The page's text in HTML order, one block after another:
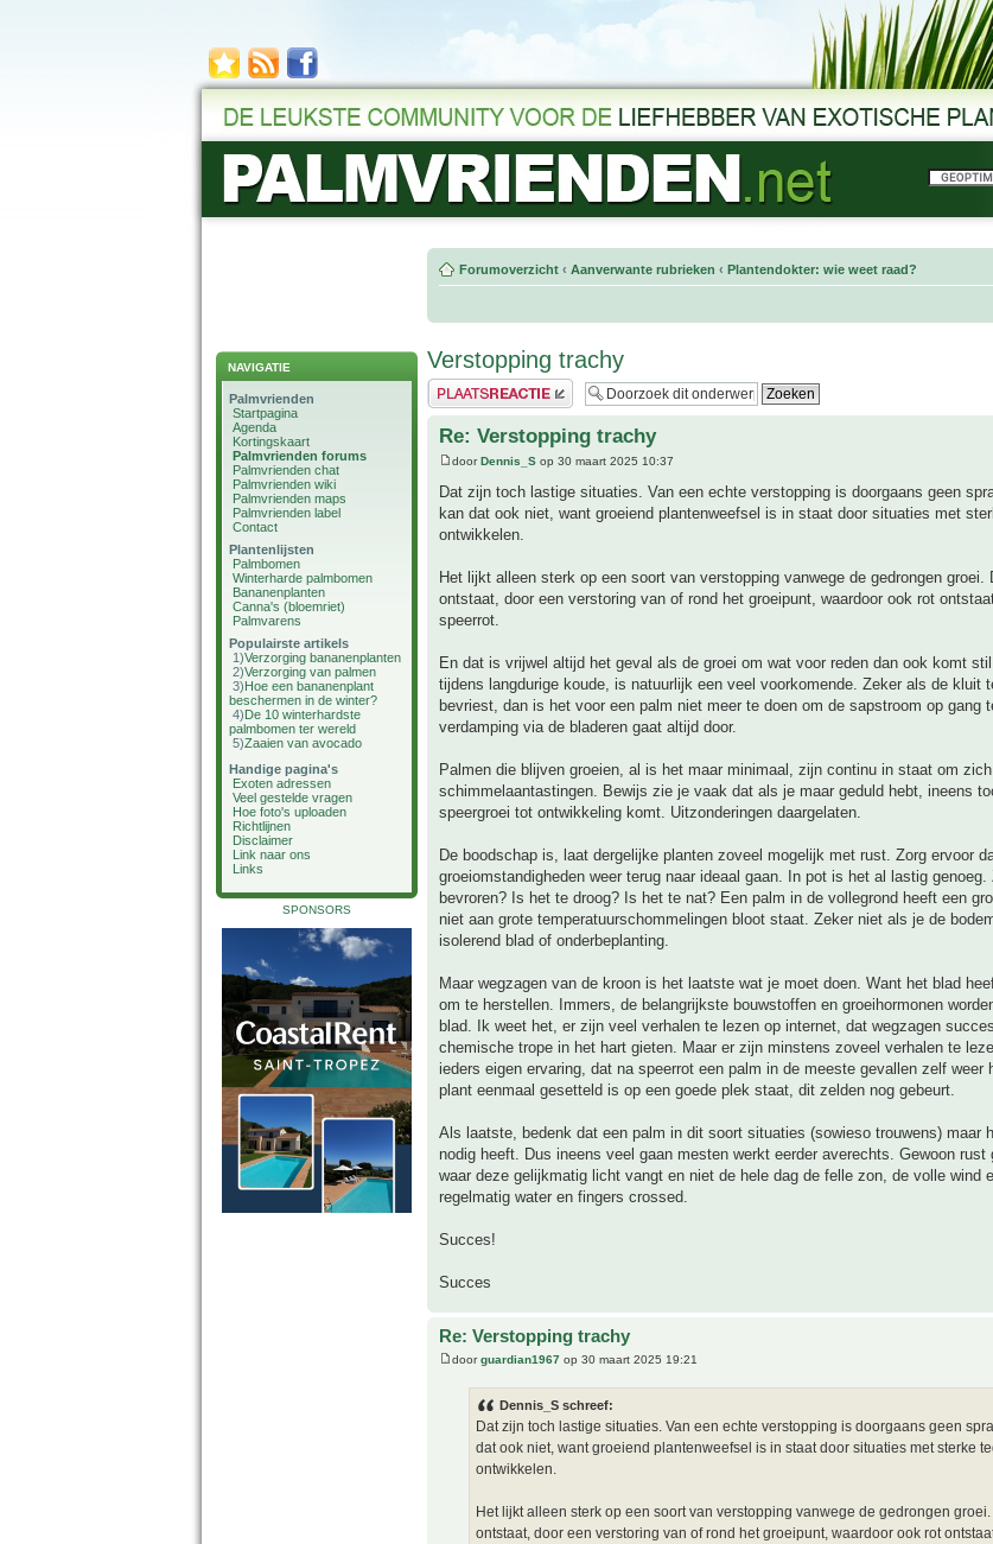
NAVIGATIE
Palmvrienden
Startpagina
Agenda
Kortingskaart
Palmvrienden forums
Palmvrienden chat
Palmvrienden wiki
Palmvrienden maps
Palmvrienden label
Contact
Plantenlijsten
Palmbomen
Winterharde palmbomen
Bananenplanten
Canna's (bloemriet)
Palmvarens
Populairste artikels
1)Verzorging bananenplanten
2)Verzorging van palmen
3)Hoe een bananenplant
beschermen in de winter?
4)De 10 winterhardste
palmbomen ter wereld
5)Zaaien van avocado
Handige pagina's
Exoten adressen
Veel gestelde vragen
Hoe foto's uploaden
Richtlijnen
Disclaimer
Link naar ons
Links
SPONSORS
Forumoverzicht ‹ Aanverwante rubrieken ‹ Plantendokter: wie weet raad?
Verstopping trachy
Plaats een reactie
Re: Verstopping trachy
doorDennis_S op 30 maart 2025 10:37
Dat zijn toch lastige situaties. Van een echte verstopping is doorgaans geen
kan dat ook niet, want groeiend plantenweefsel is in staat door situaties met
ontwikkelen.
Het lijkt alleen sterk op een soort van verstopping vanwege de gedrongen groei.
ontstaat, door een verstoring van of rond het groeipunt, waardoor ook rot
speerrot.
En dat is vrijwel altijd het geval als de groei om wat voor reden dan ook komt
tijdens langdurige koude, is natuurlijk een veel voorkomende. Zeker als de kluit
bevriest, dan is het voor een palm niet meer te doen om de sapstroom op gang
verdamping via de bladeren gaat altijd door.
Palmen die blijven groeien, al is het maar minimaal, zijn continu in staat om
schimmelaantastingen. Bewijs zie je vaak dat als je maar geduld hebt, ineens
speergroei tot ontwikkeling komt. Uitzonderingen daargelaten.
De boodschap is, laat dergelijke planten zoveel mogelijk met rust. Zorg ervoor
groeiomstandigheden weer terug naar ideaal gaan. In pot is het al lastig genoeg.
bevroren? Is het te droog? Is het te nat? Een palm in de vollegrond heeft een
niet aan grote temperatuurschommelingen bloot staat. Zeker niet als je de
isolerend blad of onderbeplanting.
Maar wegzagen van de kroon is het laatste wat je moet doen. Want het blad
om te herstellen. Immers, de belangrijkste bouwstoffen en groeihormonen
blad. Ik weet het, er zijn veel verhalen te lezen op internet, dat wegzagen
chemische trope in het hart gieten. Maar er zijn minstens zoveel verhalen te
ieders eigen ervaring, dat na speerrot een palm in de meeste gevallen zelf weer
plant eenmaal gesetteld is op een goede plek staat, dit zelden nog gebeurt.
Als laatste, bedenk dat een palm in dit soort situaties (sowieso trouwens) maar
nodig heeft. Dus ineens veel gaan mesten werkt eerder averechts. Gewoon rust
waar deze gelijkmatig licht vangt en niet de hele dag de felle zon, de volle wind
regelmatig water en fingers crossed.
Succes!
Succes
Re: Verstopping trachy
doorguardian1967 op 30 maart 2025 19:21
Dennis_S schreef:
Dat zijn toch lastige situaties. Van een echte verstopping is doorgaans geen
dat ook niet, want groeiend plantenweefsel is in staat door situaties met sterke
ontwikkelen.
Het lijkt alleen sterk op een soort van verstopping vanwege de gedrongen
ontstaat, door een verstoring van of rond het groeipunt, waardoor ook rot